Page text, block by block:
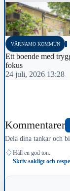
VÄRNAMO KOMMUN
Ett boende med
fokus
24 juli, 2026 13:28
Kommentarer
Dela dina tankar och
♢ Håll en god ton.
Skriv sakligt och